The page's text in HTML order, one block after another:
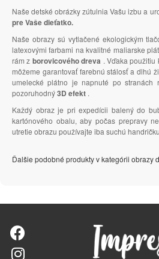
Naše detské obrázky zútulnia Vašu izbu a
pre Vaše dieťatko.
Naše obrazy sú vytlačené ekologickým
latexovými farbami na kvalitné maliarske
rám z borovicového dreva . Vďaka použitiu
môžeme garantovať farebnú stálosť a dlhú
umelecké plátno je napnuté po stranách
pozoruhodný3D efekt .
Každý obraz je pri expedícii balený do
kartónového obalu, aby počas prepravy
utretie obrazu používajte iba suchú
Ďalšie podobné produkty v kategórii obrazy